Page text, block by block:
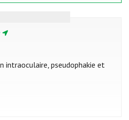
pseudophakie et